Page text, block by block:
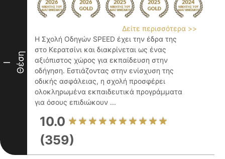
I Θέση
Δείτε περισσότερα >>
Η Σχολή Οδηγών SPEED έχει την έδρα της
στο Κερατσίνι και διακρίνεται ως ένας
αξιόπιστος χώρος για εκπαίδευση στην
οδήγηση. Εστιάζοντας στην ενίσχυση της
οδικής ασφάλειας, η σχολή προσφέρει
ολοκληρωμένα εκπαιδευτικά προγράμματα
για όσους επιδιώκουν ...
10.0
(359)